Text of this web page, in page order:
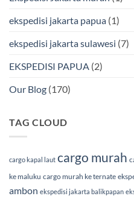
ekspedisi jakarta papua (1)
ekspedisi jakarta sulawesi (7)
EKSPEDISI PAPUA (2)
Our Blog (170)
TAG CLOUD
cargo kapal laut cargo murah
ke maluku cargo murah ke ternate
ambon ekspedisi jakarta balikpapan